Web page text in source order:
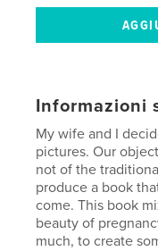
Informazioni
My wife and I
pictures. Our
not of the
produce a book
come. This book
beauty of
much, to create